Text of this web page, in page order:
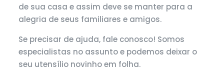
de sua casa e assim deve se manter para a
alegria de seus familiares e amigos.
Se precisar de ajuda, fale conosco! Somos
especialistas no assunto e podemos deixar o
seu utensílio novinho em folha.